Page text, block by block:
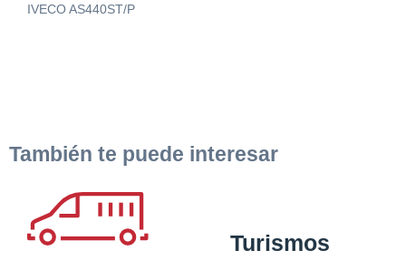
IVECO AS440ST/P
También te puede interesar
Turismos